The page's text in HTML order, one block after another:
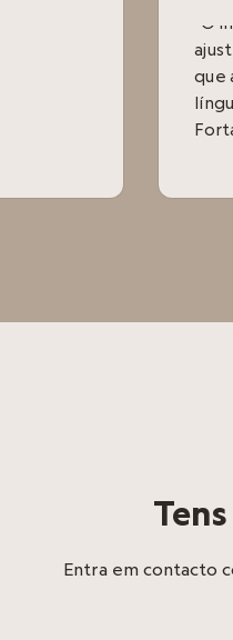
“O
que
Entra em contacto